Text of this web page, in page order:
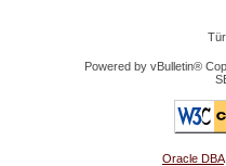
Powered by vBulletin®
Oracle DBA